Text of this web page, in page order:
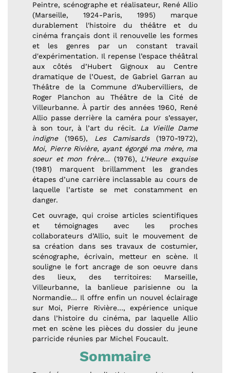
Peintre, scénographe et réalisateur, René Allio
(Marseille, 1924-Paris, 1995) marque
durablement l'histoire du théâtre et du
cinéma français dont il renouvelle les formes
et les genres par un constant travail
d'expérimentation. Il repense l’espace théâtral
aux côtés d’Hubert Gignoux au Centre
dramatique de l’Ouest, de Gabriel Garran au
Théâtre de la Commune d’Aubervilliers, de
Roger Planchon au Théâtre de la Cité de
Villeurbanne. À partir des années 1960, René
Allio passe derrière la caméra pour s’essayer,
à son tour, à l’art du récit. La Vieille Dame
indigne(1965), Les Camisards(1970-1972),
Moi, Pierre Rivière, ayant égorgé ma mère, ma
soeur et mon frère… (1976), L’Heure exquise
(1981) marquent brillamment les grandes
étapes d’une carrière inclassable au cours de
laquelle l’artiste se met constamment en
danger.
Cet ouvrage, qui croise articles scientifiques
et témoignages avec les proches
collaborateurs d’Allio, suit le mouvement de
sa création dans ses travaux de costumier,
scénographe, écrivain, metteur en scène. Il
souligne le fort ancrage de son oeuvre dans
des lieux, des territoires: Marseille,
Villeurbanne, la banlieue parisienne ou la
Normandie… Il offre enfin un nouvel éclairage
sur Moi, Pierre Rivière…, expérience unique
dans l’histoire du cinéma, par laquelle Allio
met en scène les pièces du dossier du jeune
parricide réunies par Michel Foucault.
Sommaire